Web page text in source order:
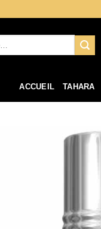
ACCUEIL TAHARA